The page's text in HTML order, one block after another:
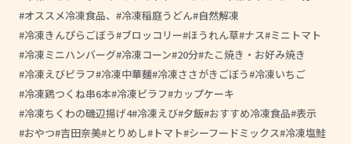
オススメ冷凍食品、
冷凍稲庭うどん 自然解凍
冷凍きんぴらごぼう ブロッコリー ほうれん草 ナス ミニトマト
冷凍ミニハンバーグ 冷凍コーン 20分 たこ焼き・お好み焼き
冷凍えびピラフ 冷凍中華麺 冷凍ささがきごぼう 冷凍いちご
冷凍鶏つくね串6本 冷凍ピラフ カップケーキ
冷凍ちくわの磯辺揚げ4 冷凍えび 夕飯 おすすめ冷凍食品 表示
おやつ 吉田奈美 とりめし トマト シーフードミックス 冷凍塩鮭